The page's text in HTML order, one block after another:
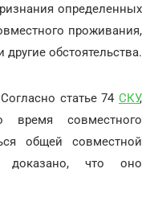
определенных
проживания,
обстоятельства.
Согласно статье 74СКУ,
время совместного
общей совместной
доказано, что оно